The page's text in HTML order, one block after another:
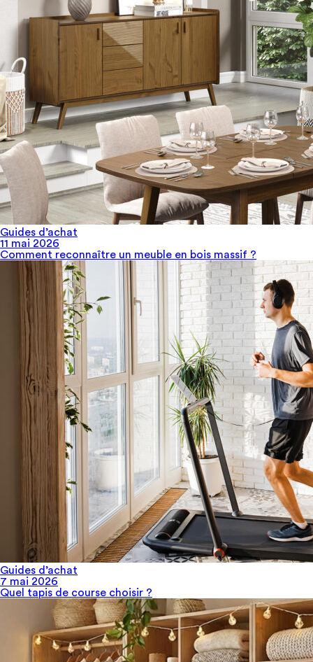
Guides d’achat
11 mai 2026
Comment reconnaître un meuble en bois massif​ ?
Guides d’achat
7 mai 2026
Quel tapis de course choisir​ ?